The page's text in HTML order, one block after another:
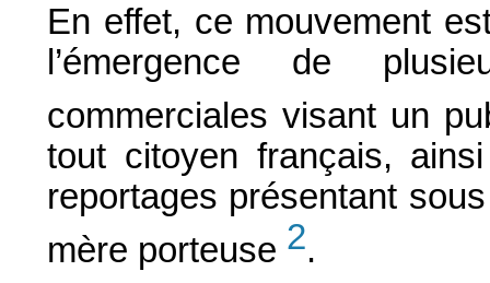
En effet, ce mouvement
l’émergence de
commerciales visant un
tout citoyen français,
reportages présentant
mère porteuse 2.